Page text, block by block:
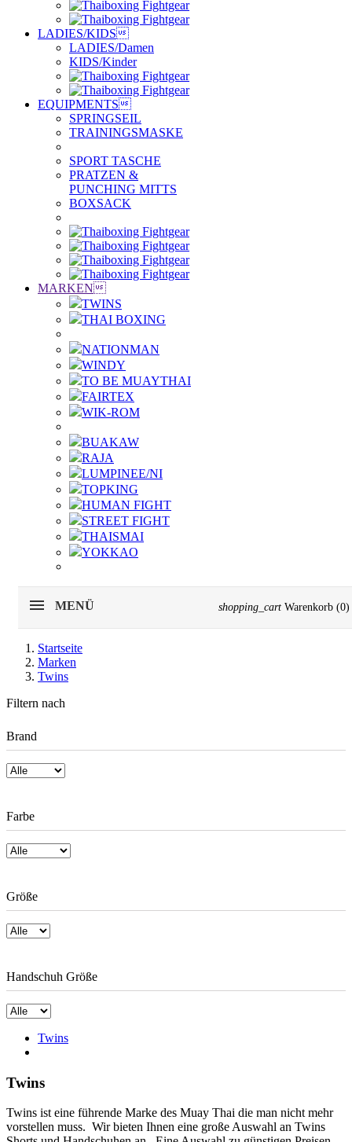
LADIES/KIDS
LADIES/Damen
KIDS/Kinder
EQUIPMENTS
SPRINGSEIL
TRAININGSMASKE
SPORT TASCHE
PRATZEN &
PUNCHING MITTS
BOXSACK
MARKEN
TWINS
THAI BOXING
NATIONMAN
WINDY
TO BE MUAYTHAI
FAIRTEX
WIK-ROM
BUAKAW
RAJA
LUMPINEE/NI
TOPKING
HUMAN FIGHT
STREET FIGHT
THAISMAI
YOKKAO
MENÜ shopping_cart Warenkorb (0)
Startseite
Marken
Twins
Filtern nach
Brand
Farbe
Größe
Handschuh Größe
Twins
Twins
Twins ist eine führende Marke des Muay Thai die man nicht mehr
vorstellen muss. Wir bieten Ihnen eine große Auswahl an Twins